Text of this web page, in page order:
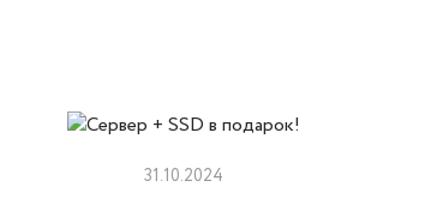
31.10.2024